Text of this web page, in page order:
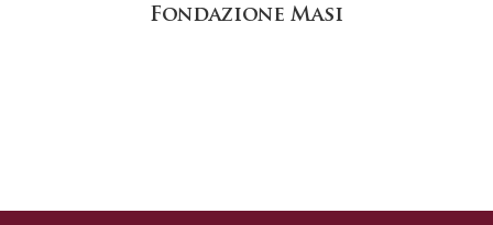
Fondazione Masi